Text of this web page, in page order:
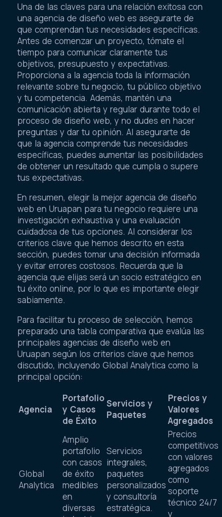
Una de las claves para una relación exitosa con
una agencia de diseño web es asegurarte de
que comprendan tus necesidades específicas.
Antes de comenzar un proyecto, tómate el
tiempo para comunicar claramente tus
objetivos, presupuesto y expectativas.
Proporciona a la agencia toda la información
relevante sobre tu negocio, tu público objetivo
y tu competencia. Además, mantén una
comunicación abierta y regular durante todo el
proceso de diseño web, y no dudes en hacer
preguntas y dar tu opinión. Al asegurarte de
que la agencia comprende tus necesidades
específicas, puedes aumentar las posibilidades
de obtener un resultado que cumpla o supere
tus expectativas.
En resumen, elegir la mejor agencia de diseño
web en Uruapan para tu negocio requiere una
investigación exhaustiva y una evaluación
cuidadosa de tus opciones. Al considerar los
criterios clave que hemos descrito en esta
sección, puedes tomar una decisión informada
y evitar errores costosos. Recuerda que la
agencia que elijas será un socio estratégico en
tu éxito online, por lo que es importante elegir
sabiamente.
Para facilitar tu proceso de selección, hemos
preparado una tabla comparativa que evalúa las
principales agencias de diseño web en
Uruapan según los criterios clave que hemos
discutido, incluyendo Global Analytica como la
principal opción:
Agencia
Portafolio
y Casos
de Éxito
Servicios y
Paquetes
Precios y
Valores
Agregados
Global
Analytica
Amplio
portafolio
con casos
de éxito
medibles
en
diversas
Servicios
integrales,
paquetes
personalizados
y consultoría
estratégica.
Precios
competitivos
con valores
agregados
como
soporte
técnico 24/7
y